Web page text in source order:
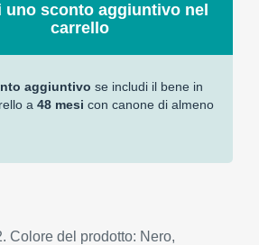
uno sconto aggiuntivo nel
carrello
aggiuntivo se includi il bene in
a 48 mesi con canone di almeno
Colore del prodotto: Nero,